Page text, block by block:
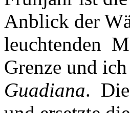
Anblick der
leuchtenden
Grenze und
Guadiana.